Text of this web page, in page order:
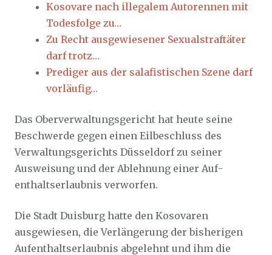
Kosovare nach illegalem Autorennen mit
Todesfolge zu…
Zu Recht ausgewiesener Sexualstraftäter
darf trotz…
Prediger aus der salafistischen Szene darf
vorläufig…
Das Oberverwaltungsgericht hat heute seine
Beschwerde gegen einen Eilbeschluss des
Verwaltungsgerichts Düsseldorf zu seiner
Ausweisung und der Ablehnung einer Auf­
enthaltserlaubnis verworfen.
Die Stadt Duisburg hatte den Kosovaren
ausgewiesen, die Verlängerung der bisheri­gen
Aufenthaltserlaubnis abgelehnt und ihm die